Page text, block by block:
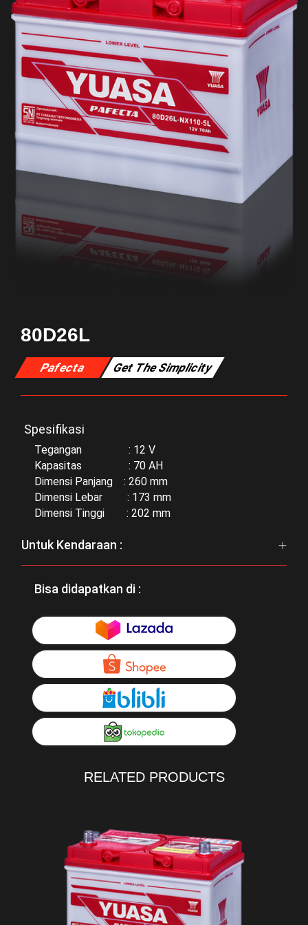
80D26L
Pafecta Get The Simplicity
Spesifikasi
Tegangan : 12 V
Kapasitas : 70 AH
Dimensi Panjang : 260 mm
Dimensi Lebar : 173 mm
Dimensi Tinggi : 202 mm
Untuk Kendaraan :
Bisa didapatkan di :
RELATED PRODUCTS